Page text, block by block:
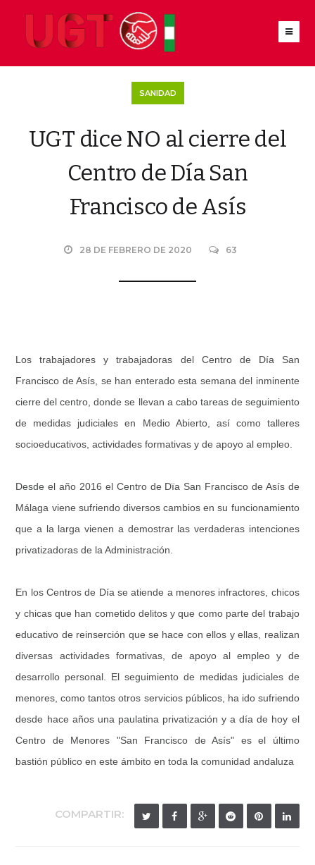
SANIDAD
UGT dice NO al cierre del
Centro de Día San
Francisco de Asís
28 DE FEBRERO DE 2020 63
Los trabajadores y trabajadoras del Centro de Día San
Francisco de Asís, se han enterado esta semana del inminente
cierre del centro, donde se llevan a cabo tareas de seguimiento
de medidas judiciales en Medio Abierto, así como talleres
socioeducativos, actividades formativas y de apoyo al empleo.
Desde el año 2016 el Centro de Dïa San Francisco de Asís de
Málaga viene sufriendo diversos cambios en su funcionamiento
que a la larga vienen a demostrar las verdaderas intenciones
privatizadoras de la Administración.
En los Centros de Día se atiende a menores infractores, chicos
y chicas que han cometido delitos y que como parte del trabajo
educativo de reinserción que se hace con ellos y ellas, realizan
diversas actividades formativas, de apoyo al empleo y de
desarrollo personal. El seguimiento de medidas judiciales de
menores, como tantos otros servicios públicos, ha ido sufriendo
desde hace años una paulatina privatización y a día de hoy el
Centro de Menores "San Francisco de Asís" es el último
bastión público en este ámbito en toda la comunidad andaluza
COMPARTIR: